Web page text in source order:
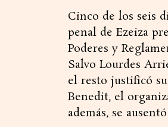
Cinco de los seis
penal de Ezeiza
Poderes y
Salvo Lourdes
el resto justificó
Benedit, el
además, se